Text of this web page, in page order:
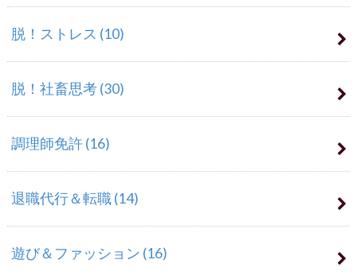
脱！ストレス (10)
脱！社畜思考(30)
調理師免許(16)
退職代行＆転職(14)
遊び＆ファッション (16)